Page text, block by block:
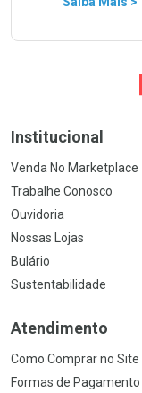
Institucional
Venda No Marketplace
Trabalhe Conosco
Ouvidoria
Nossas Lojas
Bulário
Sustentabilidade
Atendimento
Como Comprar no Site
Formas de Pagamento